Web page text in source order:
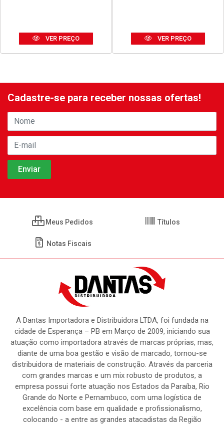
VER PREÇO VER PREÇO
Cadastre-se para receber nossas ofertas!
Meus Pedidos Títulos
Notas Fiscais
A Dantas Importadora e Distribuidora LTDA, foi fundada na
cidade de Esperança – PB em Março de 2009, iniciando sua
atuação como importadora através de marcas próprias, mas,
diante de uma boa gestão e visão de marcado, tornou-se
distribuidora de materiais de construção. Através da parceria
com grandes marcas e um mix robusto de produtos, a
empresa possui forte atuação nos Estados da Paraíba, Rio
Grande do Norte e Pernambuco, com uma logística de
excelência com base em qualidade e profissionalismo,
colocando - a entre as grandes atacadistas da Região